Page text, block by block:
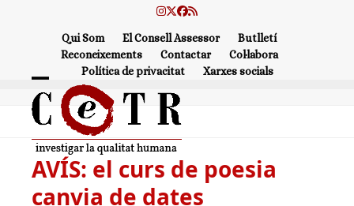
Instagram
Twitter
Facebook
RSS
Qui Som El Consell Assessor
Butlletí
Reconeixements
Contactar
Col·labora
Política de privacitat
Xarxes socials
Open
mobile
menu
Close
mobile
menu
AVÍS: el curs de poesia
canvia de dates